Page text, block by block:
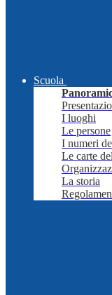
Scuola
I luoghi
Le persone
I numeri
Le carte
La storia